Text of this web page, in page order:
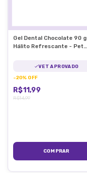
Gel Dental Chocolate 90 g
Hálito Refrescante - Pet
VET APROVADO
-20% OFF
R$11,99
R$14,99